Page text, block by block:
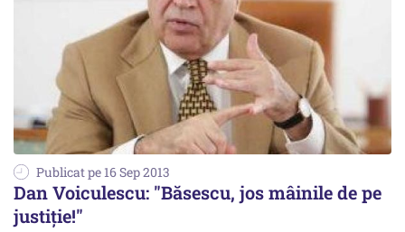
Publicat pe 16 Sep 2013
Dan Voiculescu: "Băsescu, jos mâinile de pe
justiție!"